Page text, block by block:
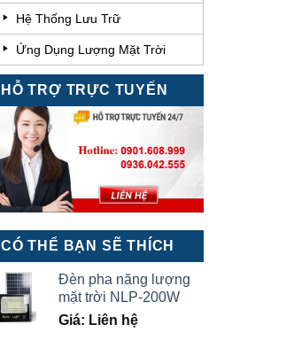
Hệ Thống Lưu Trữ
Ứng Dụng Lượng Mặt Trời
HỖ TRỢ TRỰC TUYẾN
CÓ THỂ BẠN SẼ THÍCH
Đèn pha năng lượng
mặt trời NLP-200W
Giá: Liên hệ